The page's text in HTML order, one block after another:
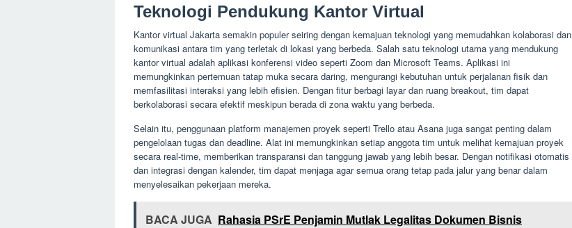
Teknologi Pendukung Kantor Virtual
Kantor virtual Jakarta semakin populer seiring dengan kemajuan teknologi yang memudahkan kolaborasi dan
komunikasi antara tim yang terletak di lokasi yang berbeda. Salah satu teknologi utama yang mendukung
kantor virtual adalah aplikasi konferensi video seperti Zoom dan Microsoft Teams. Aplikasi ini
memungkinkan pertemuan tatap muka secara daring, mengurangi kebutuhan untuk perjalanan fisik dan
memfasilitasi interaksi yang lebih efisien. Dengan fitur berbagi layar dan ruang breakout, tim dapat
berkolaborasi secara efektif meskipun berada di zona waktu yang berbeda.
Selain itu, penggunaan platform manajemen proyek seperti Trello atau Asana juga sangat penting dalam
pengelolaan tugas dan deadline. Alat ini memungkinkan setiap anggota tim untuk melihat kemajuan proyek
secara real-time, memberikan transparansi dan tanggung jawab yang lebih besar. Dengan notifikasi otomatis
dan integrasi dengan kalender, tim dapat menjaga agar semua orang tetap pada jalur yang benar dalam
menyelesaikan pekerjaan mereka.
BACA JUGA Rahasia PSrE Penjamin Mutlak Legalitas Dokumen Bisnis